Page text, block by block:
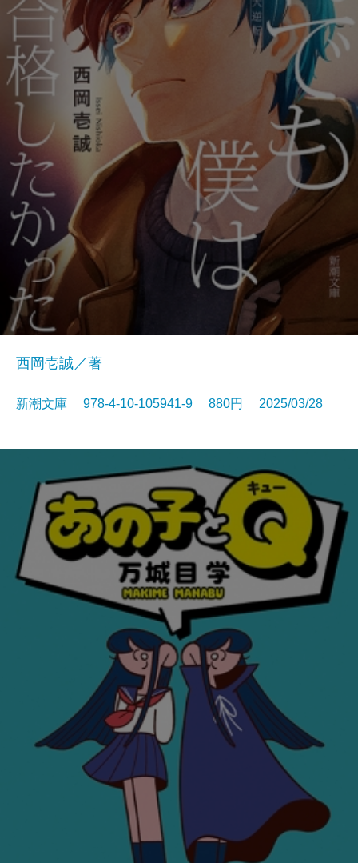
西岡壱誠／著
新潮文庫 978-4-10-105941-9 880円 2025/03/28